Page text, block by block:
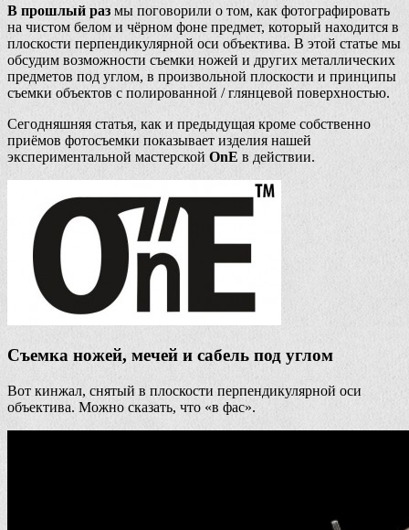
В прошлый раз мы поговорили о том, как фотографировать
на чистом белом и чёрном фоне предмет, который находится в
плоскости перпендикулярной оси объектива. В этой статье мы
обсудим возможности съемки ножей и других металлических
предметов под углом, в произвольной плоскости и принципы
съемки объектов с полированной / глянцевой поверхностью.
Сегодняшняя статья, как и предыдущая кроме собственно
приёмов фотосъемки показывает изделия нашей
экспериментальной мастерской OnE в действии.
Съемка ножей, мечей и сабель под углом
Вот кинжал, снятый в плоскости перпендикулярной оси
объектива. Можно сказать, что «в фас».